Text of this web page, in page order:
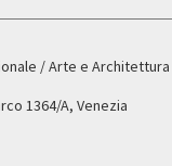
/ Arte e Architettura
1364/A, Venezia